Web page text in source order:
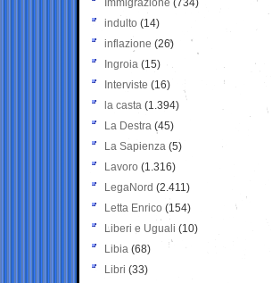
Immigrazione (734)
indulto (14)
inflazione (26)
Ingroia (15)
Interviste (16)
la casta (1.394)
La Destra (45)
La Sapienza (5)
Lavoro (1.316)
LegaNord (2.411)
Letta Enrico (154)
Liberi e Uguali (10)
Libia (68)
Libri (33)